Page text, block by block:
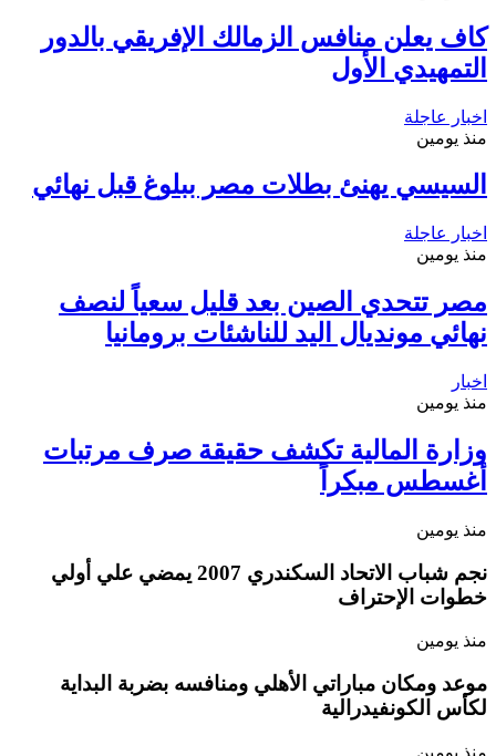
كاف يعلن منافس الزمالك الإفريقي بالدور
التمهيدي الأول
اخبار عاجلة
منذ يومين
السيسي يهنئ بطلات مصر ببلوغ قبل نهائي
اخبار عاجلة
منذ يومين
مصر تتحدي الصين بعد قليل سعياً لنصف
نهائي مونديال اليد للناشئات برومانيا
اخبار
منذ يومين
وزارة المالية تكشف حقيقة صرف مرتبات
أغسطس مبكراً
منذ يومين
نجم شباب الاتحاد السكندري 2007 يمضي علي أولي
خطوات الإحتراف
منذ يومين
موعد ومكان مباراتي الأهلي ومنافسه بضربة البداية
لكأس الكونفيدرالية
منذ يومين